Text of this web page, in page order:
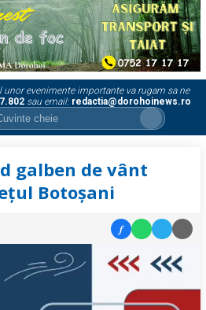
unor evenimente importante va rugam sa ne
sau email: redactia@dorohoinews.ro
galben de vânt
Botoșani
f